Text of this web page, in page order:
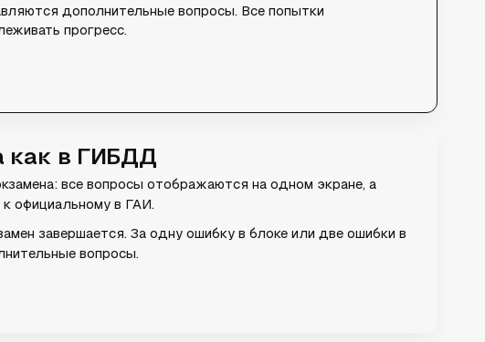
дополнительные вопросы. Все попытки
прогресс.
как в ГИБДД
все вопросы отображаются на одном экране, а
официальному в ГАИ.
завершается. За одну ошибку в блоке или две ошибки в
вопросы.